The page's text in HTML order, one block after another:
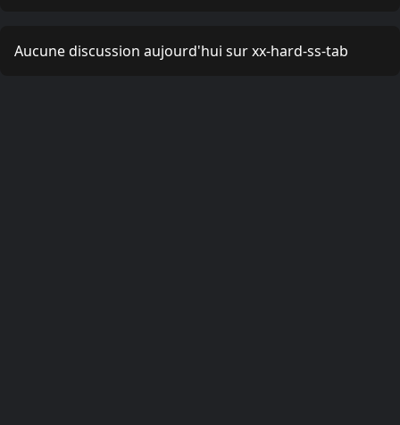
Aucune discussion aujourd'hui sur xx-hard-ss-tab